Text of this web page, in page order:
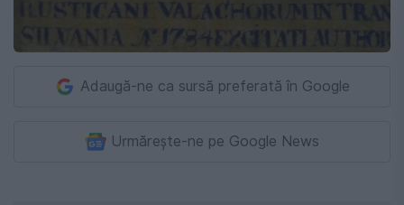
Adaugă-ne ca sursă preferată în Google
Urmărește-ne pe Google News